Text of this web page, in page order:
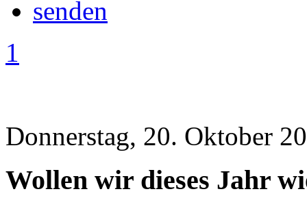
1
Donnerstag, 20. Oktober
Wollen wir dieses Jahr